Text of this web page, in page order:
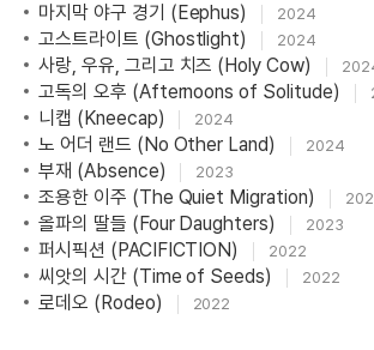
우리와 상관없이 (Regardless of Us)
기기묘묘 (Strange) 2022
이어지는 땅 (The Continuing Land)
늦더위 (Late Summer Heat) 2022
퍼시픽션 (PACIFICTION)
열여덟, 어른이 되는 나이 (Adulting at
파편들의 집 (A House Made of Splinters)
두 사람을 위한 식탁 (A Table for Two)
씨앗의 시간 (Time of Seeds) 2022
로데오 (Rodeo) 2022
우스운게 딱! 좋아! 2022
빚가리 (DEBT) 2022
마지막 야구 경기 (Eephus) 2024
고스트라이트 (Ghostlight) 2024
사랑, 우유, 그리고 치즈 (Holy Cow)
고독의 오후 (Afternoons of Solitude)
니캡 (Kneecap) 2024
노 어더 랜드 (No Other Land) 2024
부재 (Absence) 2023
조용한 이주 (The Quiet Migration)
올파의 딸들 (Four Daughters) 2023
퍼시픽션 (PACIFICTION) 2022
씨앗의 시간 (Time of Seeds) 2022
로데오 (Rodeo) 2022